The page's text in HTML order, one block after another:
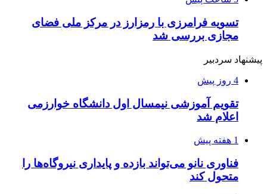
تسویه فرامرزی با رمزارز در مرکز ملی فضای
مجازی بررسی شد
پیشنهاد سردبیر
4 روز پیش
تقویم آموزشی نیمسال اول دانشگاه خوارزمی
اعلام شد
1 هفته پیش
فناوری نانو می‌تواند بازده و پایداری نیروگاه‌ها را
متحول کند